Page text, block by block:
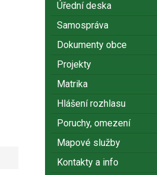
Úřední deska
Samospráva
Dokumenty obce
Projekty
Matrika
Hlášení rozhlasu
Poruchy, omezení
Mapové služby
Kontakty a info